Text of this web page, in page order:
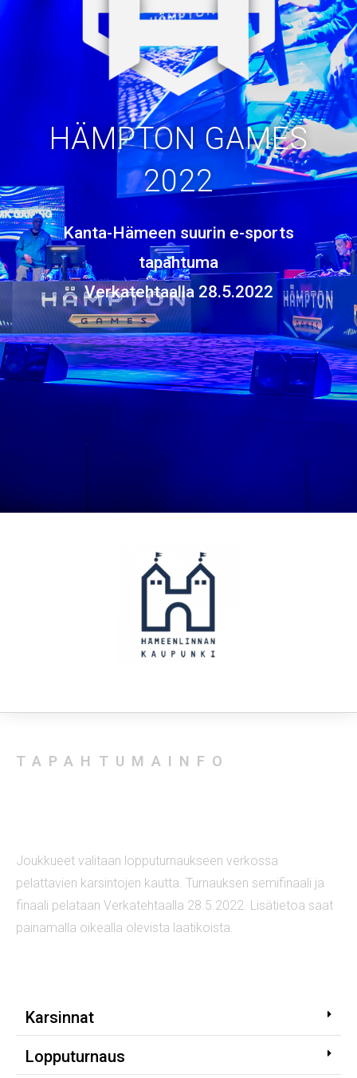
HÄMPTON GAMES
2022
Kanta-Hämeen suurin e-sports
tapahtuma
Verkatehtaalla 28.5.2022
TAPAHTUMAINFO
Joukkueet valitaan lopputurnaukseen verkossa
pelattavien karsintojen kautta. Turnauksen semifinaali ja
finaali pelataan Verkatehtaalla 28.5.2022. Lisätietoa saat
painamalla oikealla olevista laatikoista.
Karsinnat
Lopputurnaus